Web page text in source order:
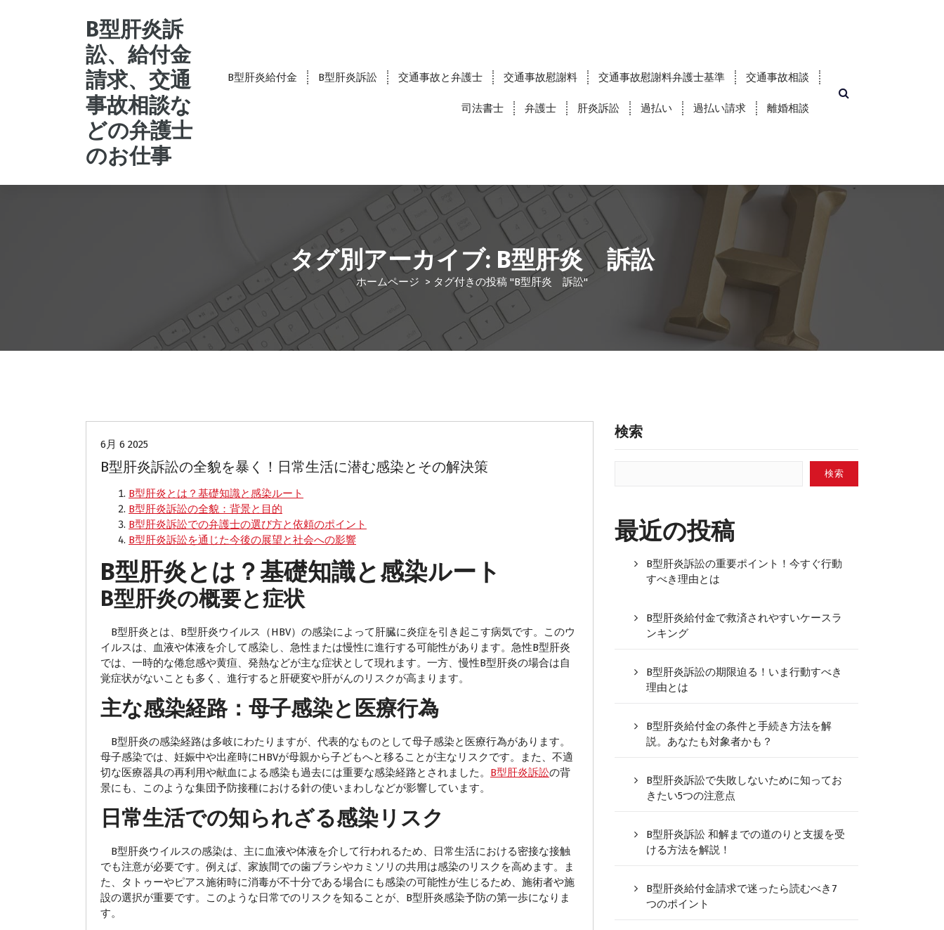
B型肝炎訴
訟、給付金
請求、交通
事故相談な
どの弁護士
のお仕事
B型肝炎給付金 B型肝炎訴訟 交通事故と弁護士 交通事故慰謝料 交通事故慰謝料弁護士基準 交通事故相談
司法書士 弁護士 肝炎訴訟 過払い 過払い請求 離婚相談
タグ別アーカイブ: B型肝炎 訴訟
ホームページ > タグ付きの投稿 "B型肝炎 訴訟"
6月 6 2025
B型肝炎訴訟の全貌を暴く！日常生活に潜む感染とその解決策
B型肝炎とは？基礎知識と感染ルート
B型肝炎訴訟の全貌：背景と目的
B型肝炎訴訟での弁護士の選び方と依頼のポイント
B型肝炎訴訟を通じた今後の展望と社会への影響
B型肝炎とは？基礎知識と感染ルート
B型肝炎の概要と症状
B型肝炎とは、B型肝炎ウイルス（HBV）の感染によって肝臓に炎症を引き起こす病気です。このウ
イルスは、血液や体液を介して感染し、急性または慢性に進行する可能性があります。急性B型肝炎
では、一時的な倦怠感や黄疸、発熱などが主な症状として現れます。一方、慢性B型肝炎の場合は自
覚症状がないことも多く、進行すると肝硬変や肝がんのリスクが高まります。
主な感染経路：母子感染と医療行為
B型肝炎の感染経路は多岐にわたりますが、代表的なものとして母子感染と医療行為があります。
母子感染では、妊娠中や出産時にHBVが母親から子どもへと移ることが主なリスクです。また、不適
切な医療器具の再利用や献血による感染も過去には重要な感染経路とされました。 B型肝炎訴訟の背
景にも、このような集団予防接種における針の使いまわしなどが影響しています。
日常生活での知られざる感染リスク
B型肝炎ウイルスの感染は、主に血液や体液を介して行われるため、日常生活における密接な接触
でも注意が必要です。例えば、家族間での歯ブラシやカミソリの共用は感染のリスクを高めます。ま
た、タトゥーやピアス施術時に消毒が不十分である場合にも感染の可能性が生じるため、施術者や施
設の選択が重要です。このような日常でのリスクを知ることが、B型肝炎感染予防の第一歩になりま
す。
検索
検索
最近の投稿
B型肝炎訴訟の重要ポイント！今すぐ行動
すべき理由とは
B型肝炎給付金で救済されやすいケースラ
ンキング
B型肝炎訴訟の期限迫る！いま行動すべき
理由とは
B型肝炎給付金の条件と手続き方法を解
説。あなたも対象者かも？
B型肝炎訴訟で失敗しないために知ってお
きたい5つの注意点
B型肝炎訴訟 和解までの道のりと支援を受
ける方法を解説！
B型肝炎給付金請求で迷ったら読むべき7
つのポイント